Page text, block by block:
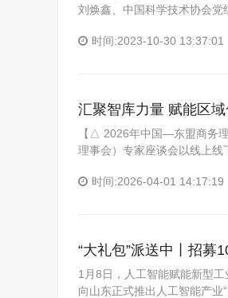
刘焕鑫、中国科学技术协会
时间:2023-10-30 13:37:01
汇聚智库力量 赋能区
【△ 2026年中国—东盟商务
理事会）专家座谈会以线上
时间:2026-04-01 14:17:19
“大礼包”派送中丨招募
1月8日，人工智能赋能新型
向山东正式推出人工智能产